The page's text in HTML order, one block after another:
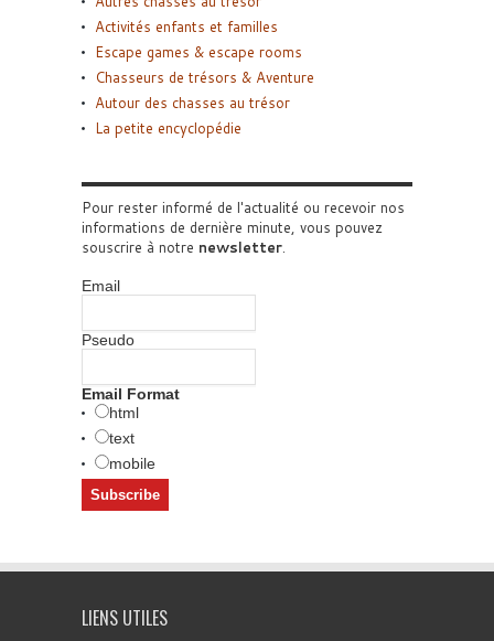
Activités enfants et familles
Escape games & escape rooms
Chasseurs de trésors & Aventure
Autour des chasses au trésor
La petite encyclopédie
Pour rester informé de l'actualité ou recevoir nos
informations de dernière minute, vous pouvez
souscrire à notre newsletter.
Email
Pseudo
Email Format
html
text
mobile
LIENS UTILES